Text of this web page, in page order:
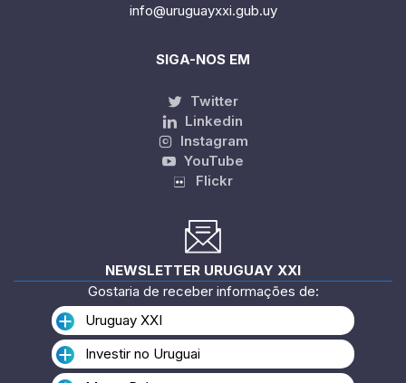
info@uruguayxxi.gub.uy
SIGA-NOS EM
Twitter
Linkedin
Instagram
YouTube
Flickr
NEWSLETTER URUGUAY XXI
Gostaria de receber informações de:
Uruguay XXI
Investir no Uruguai